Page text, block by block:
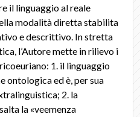
il linguaggio al reale
modalità diretta stabilita
e descrittivo. In stretta
l’Autore mette in rilievo i
1. il linguaggio
ontologica ed è, per sua
2. la
la «veemenza